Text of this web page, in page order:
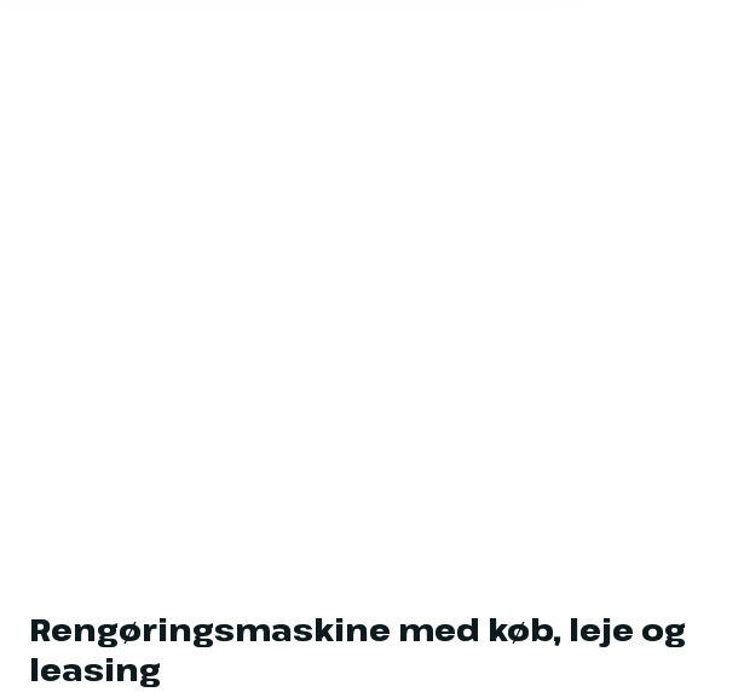
Rengøringsmaskine med køb, leje og
leasing